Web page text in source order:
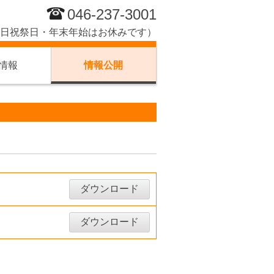
046-237-3001
祝祭日・年末年始はお休みです）
報 情報公開
ダウンロード
ダウンロード